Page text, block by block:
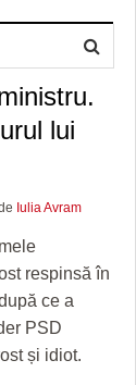
lui
Iulia Avram
respinsă în
ce a
PSD
și idiot.